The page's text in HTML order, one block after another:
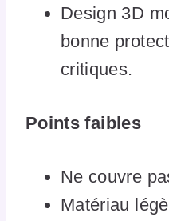
Design 3D
bonne
critiques.
Points faibles
Ne couvre
Matériau